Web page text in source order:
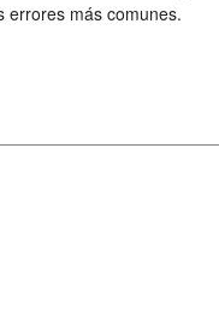
errores más comunes.